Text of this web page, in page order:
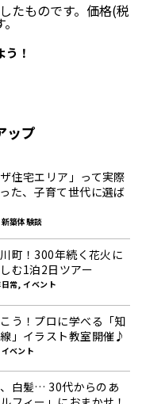
たものです。価格(税
！
ップ
住宅エリア」って実際
た、子育て世代に選ば
築体験談
町！300年続く花火に
む1泊2日ツアー
常, イベント
う！プロに学べる「知
」イラスト教室開催♪
ベント
白髪… 30代からのあ